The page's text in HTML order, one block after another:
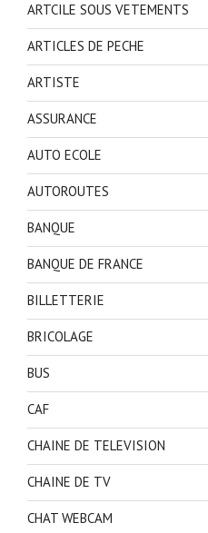
ARTCILE SOUS VETEMENTS
ARTICLES DE PECHE
ARTISTE
ASSURANCE
AUTO ECOLE
AUTOROUTES
BANQUE
BANQUE DE FRANCE
BILLETTERIE
BRICOLAGE
BUS
CAF
CHAINE DE TELEVISION
CHAINE DE TV
CHAT WEBCAM